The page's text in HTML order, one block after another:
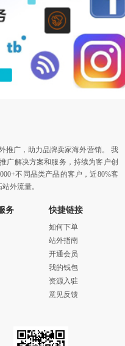
推广，助力品牌卖家海外营销。 我
广解决方案和服务，持续为客户创
不同品类产品的客户，近80%客
外流量。
务 快捷链接
如何下单
站外指南
开通会员
我的钱包
资源入驻
意见反馈